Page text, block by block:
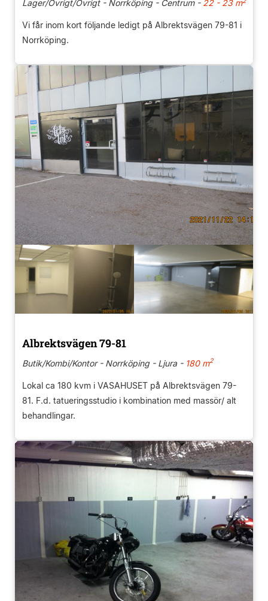
Lager/Övrigt/Övrigt - Norrköping - Centrum -22 - 23 m
Vi får inom kort följande ledigt på Albrektsvägen 79-81 i
Norrköping.
Albrektsvägen 79-81
Butik/Kombi/Kontor - Norrköping - Ljura -180 m2
Lokal ca 180 kvm i VASAHUSET på Albrektsvägen 79-
81. F.d. tatueringsstudio i kombination med massör/ alt
behandlingar.